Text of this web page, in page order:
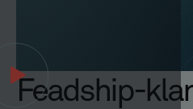
Feadship-